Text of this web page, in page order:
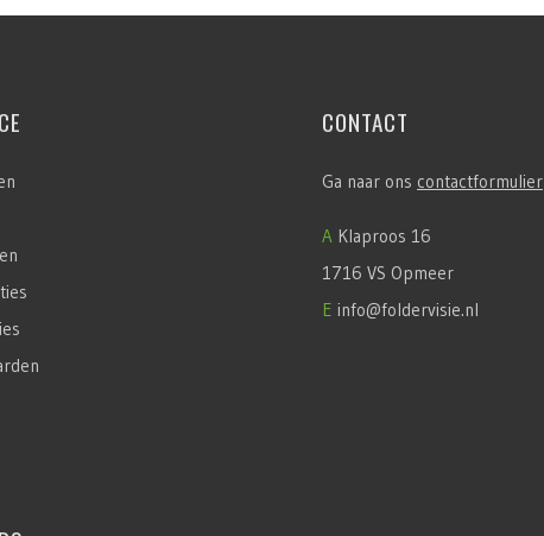
CONTACT
Ga naar ons contactformulier
A Klaproos 16
1716 VS Opmeer
E info@foldervisie.nl